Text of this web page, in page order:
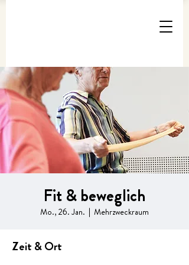
Fit & beweglich
Mo., 26. Jan.
  |
Mehrzweckraum
Zeit & Ort